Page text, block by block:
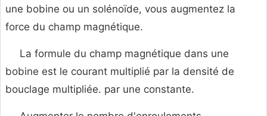
une bobine ou un solénoïde, vous augmentez la
force du champ magnétique.
La formule du champ magnétique dans une
bobine est le courant multiplié par la densité de
bouclage multipliée. par une constante.